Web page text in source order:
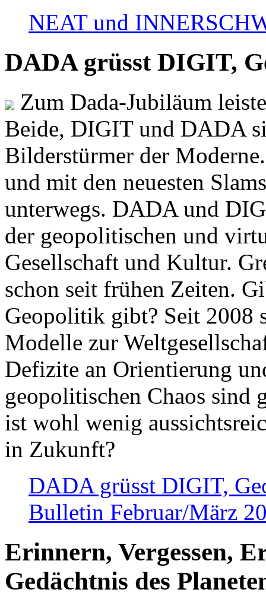
NEAT und
DADA grüsst DIGIT,
Zum Dada-Jubiläum
Beide, DIGIT und DADA
Bilderstürmer der
und mit den neuesten
unterwegs. DADA und
der geopolitischen und
Gesellschaft und Kultur.
schon seit frühen Zeiten.
Geopolitik gibt? Seit 2008
Modelle zur
Defizite an Orientierung
geopolitischen Chaos sind
ist wohl wenig
in Zukunft?
DADA grüsst DIGIT,
Bulletin Februar/März
Erinnern, Vergessen,
Gedächtnis des